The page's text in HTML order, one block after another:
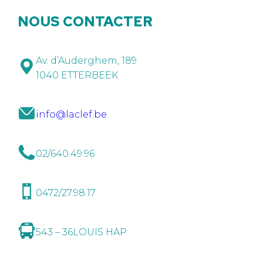
NOUS CONTACTER
Av. d’Auderghem, 189
1040 ETTERBEEK
info@laclef.be
02/640.49.96
0472/27.98.17
543 – 36LOUIS HAP